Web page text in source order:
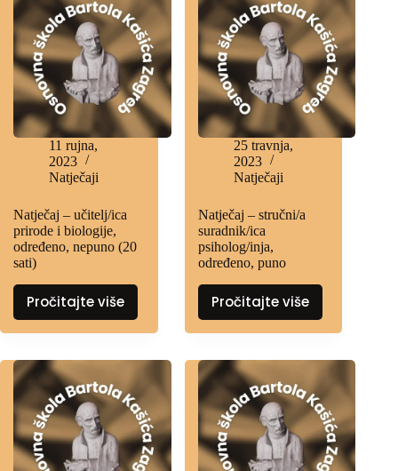
11 rujna,
2023
Natječaji
Natječaj – učitelj/ica
prirode i biologije,
određeno, nepuno (20
sati)
Pročitajte više
25 travnja,
2023
Natječaji
Natječaj – stručni/a
suradnik/ica
psiholog/inja,
određeno, puno
Pročitajte više